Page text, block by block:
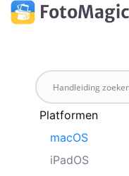
Platformen
macOS
iPadOS